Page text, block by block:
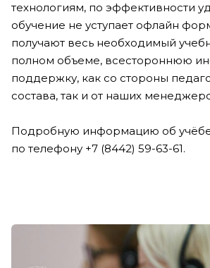
технологиям, по эффективности
обучение не уступает офлайн
получают весь необходимый
полном объеме, всестороннюю
поддержку, как со стороны
состава, так и от наших
Подробную информацию об
по телефону +7 (8442) 59-63-61.